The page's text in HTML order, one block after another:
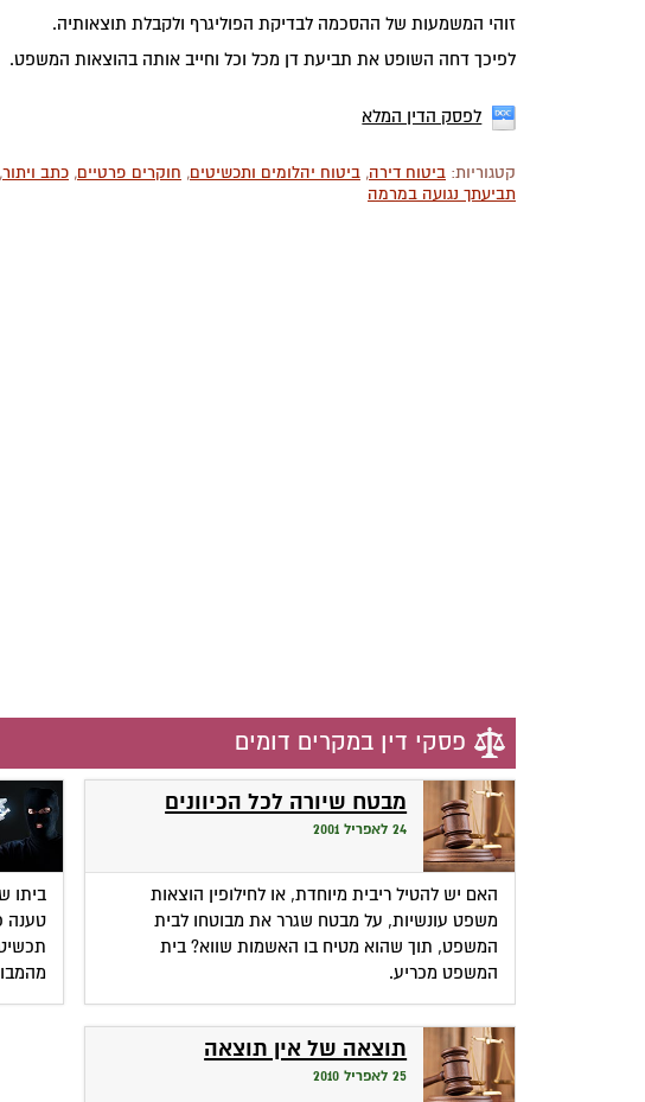
זוהי המשמעות של ההסכמה לבדיקת הפוליגרף ולקבלת תוצאותיה.
לפיכך דחה השופט את תביעת דן מכל וכל וחייב אותה בהוצאות המשפט.
לפסק הדין המלא
קטגוריות: ביטוח דירה, ביטוח יהלומים ותכשיטים, חוקרים פרטיים, כתב ויתור,
תביעתך נגועה במרמה
פסקי דין במקרים דומים
מבטח שיורה לכל הכיוונים
24 לאפריל 2001
האם יש להטיל ריבית מיוחדת, או לחילופין הוצאות
משפט עונשיות, על מבטח שגרר את מבוטחו לבית
המשפט, תוך שהוא מטיח בו האשמות שווא? בית
המשפט מכריע.
ביתו
טענה
תוצאה של אין תוצאה
25 לאפריל 2010